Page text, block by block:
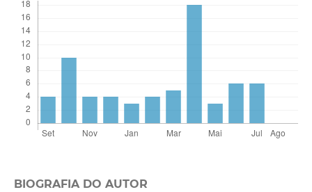
BIOGRAFIA DO AUTOR